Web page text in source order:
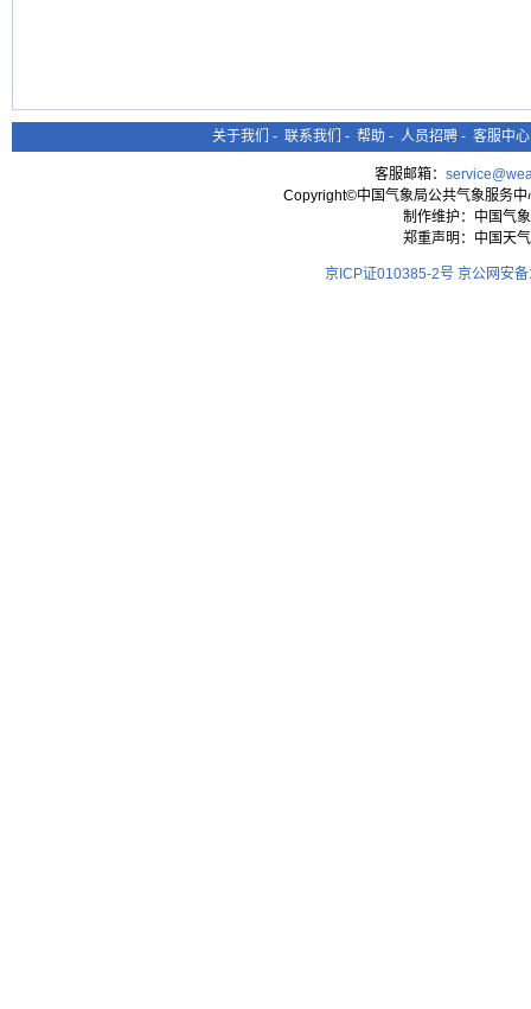
关于我们 - 联系我们 - 帮助 - 人员招聘 - 客服中心
客服邮箱：
Copyright©中国气象局公共气象服务
制作维护：中国气
郑重声明：中国天
京ICP证010385-2号 京公网安